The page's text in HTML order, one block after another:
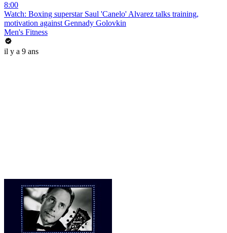
8:00
Watch: Boxing superstar Saul 'Canelo' Alvarez talks training,
motivation against Gennady Golovkin
Men's Fitness
il y a 9 ans